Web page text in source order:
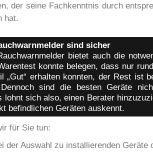
der seine Fachkenntnis durch
hat.
sind sicher
bietet auch die
konnte belegen, dass nur
„Gut“ erhalten konnten, der Rest ist
Dennoch sind die besten Geräte
lohnt sich also, einen Berater
befindlichen Geräten auskennt.
für Sie tun:
der Auswahl zu installierenden Geräte